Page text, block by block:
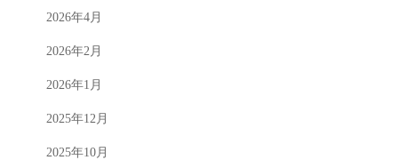
2026年4月
2026年2月
2026年1月
2025年12月
2025年10月